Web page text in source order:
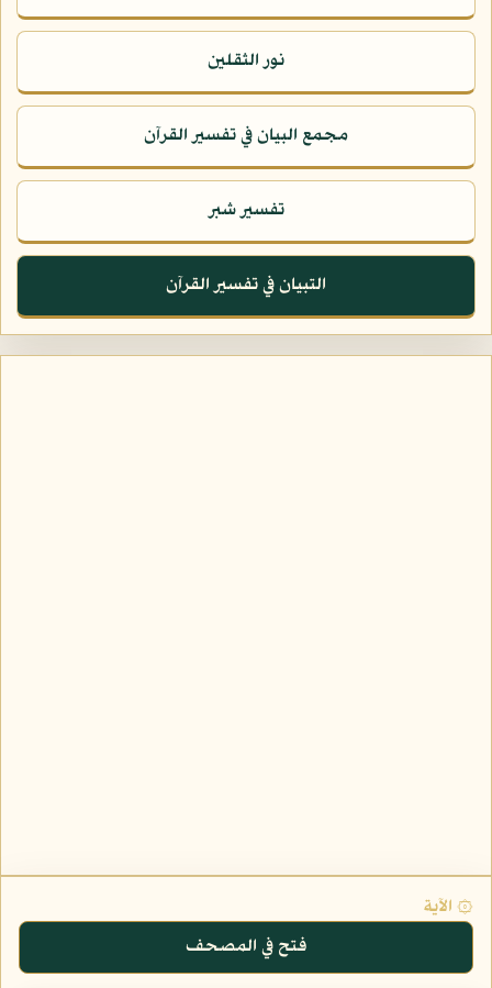
نور الثقلين
مجمع البيان في تفسير القرآن
تفسير شبر
التبيان في تفسير القرآن
۞ الآية
فتح في المصحف